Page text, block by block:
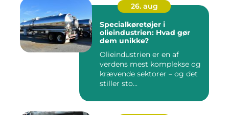
26. aug
Specialkøretøjer i
olieindustrien: Hvad gør
dem unikke?
Olieindustrien er en af
verdens mest komplekse og
krævende sektorer – og det
stiller sto...